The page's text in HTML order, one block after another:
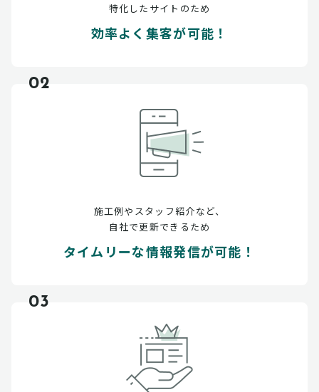
特化したサイトのため
効率よく集客が可能！
02
施工例やスタッフ紹介など、
自社で更新できるため
タイムリーな情報発信が可能！
03